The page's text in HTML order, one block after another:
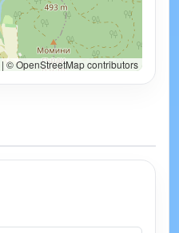
|© OpenStreetMap contributors